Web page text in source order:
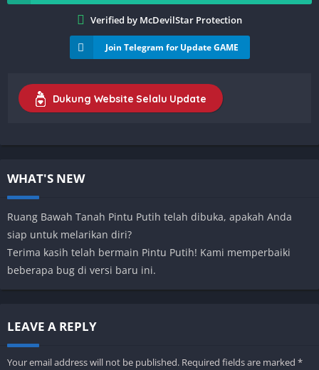
Verified by McDevilStar Protection
Join Telegram for Update GAME
Dukung Website Selalu Update
WHAT'S NEW
Ruang Bawah Tanah Pintu Putih telah dibuka, apakah Anda
siap untuk melarikan diri?
Terima kasih telah bermain Pintu Putih! Kami memperbaiki
beberapa bug di versi baru ini.
LEAVE A REPLY
Your email address will not be published. Required fields are marked *